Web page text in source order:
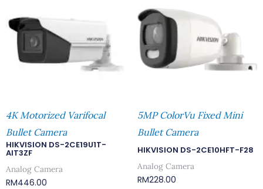
4K Motorized Varifocal
Bullet Camera
HIKVISION DS-2CE19U1T-
AIT3ZF
Analog Camera
RM446.00
5MP ColorVu Fixed Mini
Bullet Camera
HIKVISION DS-2CE10HFT-F28
Analog Camera
RM228.00